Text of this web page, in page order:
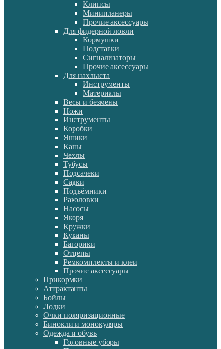
Клипсы
Минипланеры
Прочие аксессуары
Для фидерной ловли
Кормушки
Подставки
Сигнализаторы
Прочие аксессуары
Для нахлыста
Инструменты
Материалы
Весы и безмены
Ножи
Инструменты
Коробки
Ящики
Каны
Чехлы
Тубусы
Подсачеки
Садки
Подъёмники
Раколовки
Насосы
Якоря
Кружки
Куканы
Багорики
Отцепы
Ремкомплекты и клеи
Прочие аксессуары
Прикормки
Аттрактанты
Бойлы
Лодки
Очки поляризационные
Бинокли и монокуляры
Одежда и обувь
Головные уборы